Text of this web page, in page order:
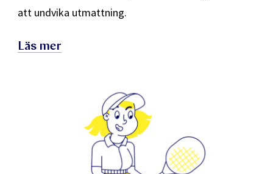
att undvika utmattning.
Läs mer